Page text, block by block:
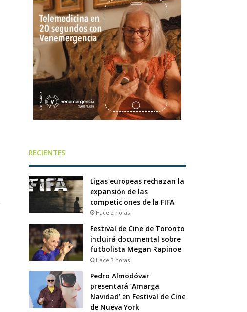
RECIENTES
Ligas europeas rechazan la
expansión de las
competiciones de la FIFA
Hace 2 horas
Festival de Cine de Toronto
incluirá documental sobre
futbolista Megan Rapinoe
Hace 3 horas
Pedro Almodóvar
presentará ‘Amarga
Navidad’ en Festival de Cine
de Nueva York